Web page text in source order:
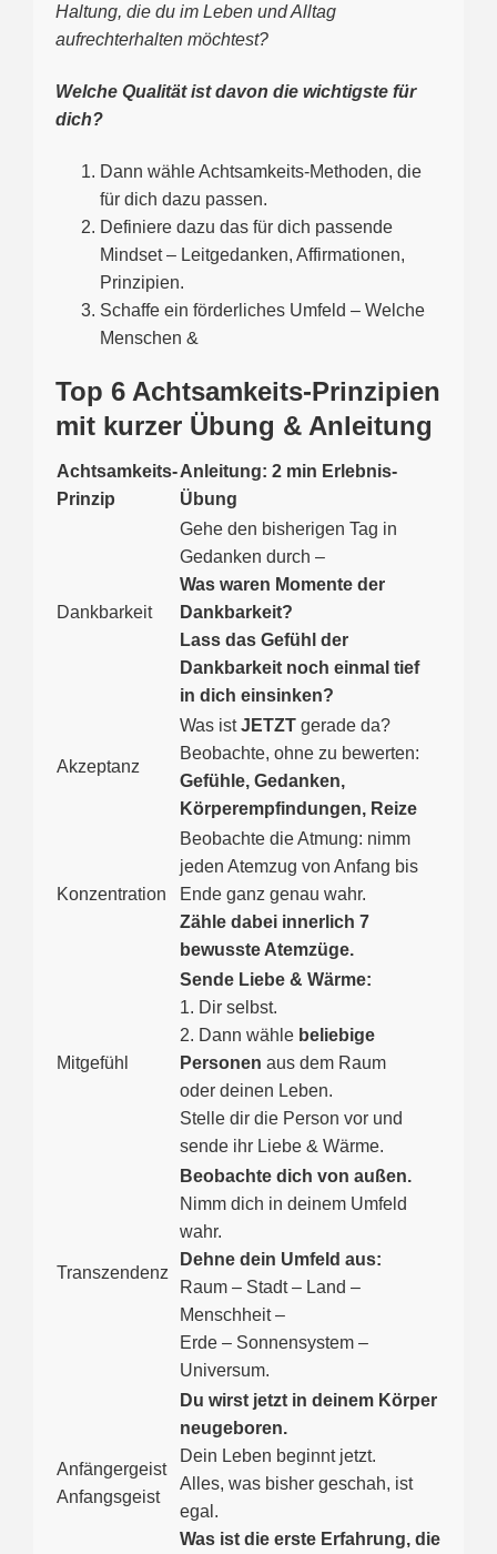
Haltung, die du im Leben und Alltag
aufrechterhalten möchtest?
Welche Qualität ist davon die wichtigste für
dich?
Dann wähle Achtsamkeits-Methoden, die
für dich dazu passen.
Definiere dazu das für dich passende
Mindset – Leitgedanken, Affirmationen,
Prinzipien.
Schaffe ein förderliches Umfeld – Welche
Menschen &
Top 6 Achtsamkeits-Prinzipien
mit kurzer Übung & Anleitung
Achtsamkeits-
Prinzip
Anleitung: 2 min Erlebnis-
Übung
Dankbarkeit
Gehe den bisherigen Tag in
Gedanken durch –
Was waren Momente der
Dankbarkeit?
Lass das Gefühl der
Dankbarkeit noch einmal tief
in dich einsinken?
Akzeptanz
Was istJETZT gerade da?
Beobachte, ohne zu bewerten:
Gefühle, Gedanken,
Körperempfindungen, Reize
Konzentration
Beobachte die Atmung: nimm
jeden Atemzug von Anfang bis
Ende ganz genau wahr.
Zähle dabei innerlich 7
bewusste Atemzüge.
Mitgefühl
Sende Liebe & Wärme:
1. Dir selbst.
2. Dann wähle beliebige
Personen aus dem Raum
oder deinen Leben.
Stelle dir die Person vor und
sende ihr Liebe & Wärme.
Transzendenz
Beobachte dich von außen.
Nimm dich in deinem Umfeld
wahr.
Dehne dein Umfeld aus:
Raum – Stadt – Land –
Menschheit –
Erde – Sonnensystem –
Universum.
Anfängergeist
Anfangsgeist
Du wirst jetzt in deinem Körper
neugeboren.
Dein Leben beginnt jetzt.
Alles, was bisher geschah, ist
egal.
Was ist die erste Erfahrung, die